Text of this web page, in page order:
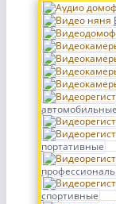
автомобильные
портативные
спортивные